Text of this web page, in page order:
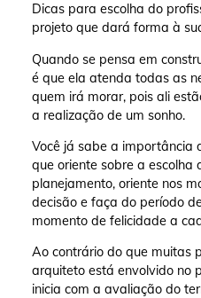
Dicas para escolha do
projeto que dará forma à
Quando se pensa em
é que ela atenda todas as
quem irá morar, pois ali
a realização de um sonho.
Você já sabe a importância
que oriente sobre a escolha
planejamento, oriente nos
decisão e faça do período
momento de felicidade a
Ao contrário do que muitas
arquiteto está envolvido no
inicia com a avaliação do